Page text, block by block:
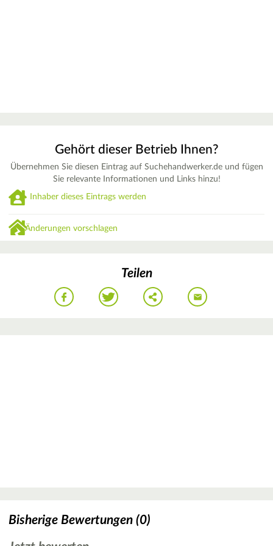
Gehört dieser Betrieb Ihnen?
Übernehmen Sie diesen Eintrag auf Suchehandwerker.de und fügen
Sie relevante Informationen und Links hinzu!
Inhaber dieses Eintrags werden
Änderungen vorschlagen
Teilen
Bisherige Bewertungen (0)